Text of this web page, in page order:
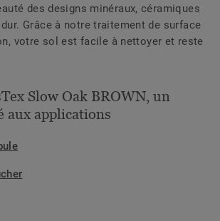
des designs minéraux, céramiques
Grâce à notre traitement de surface
votre sol est facile à nettoyer et reste
Slow Oak BROWN, un
aux applications